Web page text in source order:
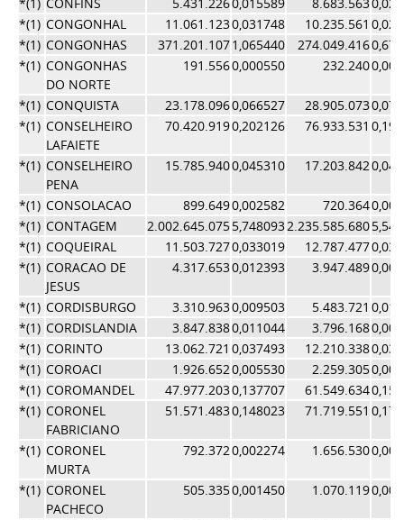
*(1) CONGONHAL 11.061.1230,031748 10.235.561
*(1) CONGONHAS 371.201.1071,065440 274.049.416
*(1) CONGONHAS
DO NORTE
191.5560,000550 232.240
*(1) CONQUISTA 23.178.0960,066527 28.905.073
*(1) CONSELHEIRO
LAFAIETE
70.420.9190,202126 76.933.531
*(1) CONSELHEIRO
PENA
15.785.9400,045310 17.203.842
*(1) CONSOLACAO 899.6490,002582 720.364
*(1) CONTAGEM 2.002.645.0755,7480932.235.585.680
*(1) COQUEIRAL 11.503.7270,033019 12.787.477
*(1) CORACAO DE
JESUS
4.317.6530,012393 3.947.489
*(1) CORDISBURGO 3.310.9630,009503 5.483.721
*(1) CORDISLANDIA 3.847.8380,011044 3.796.168
*(1) CORINTO 13.062.721 0,037493 12.210.338
*(1) COROACI 1.926.6520,005530 2.259.305
*(1) COROMANDEL 47.977.2030,137707 61.549.634
*(1) CORONEL
FABRICIANO
51.571.4830,148023 71.719.551
*(1) CORONEL
MURTA
792.3720,002274 1.656.530
*(1) CORONEL
PACHECO
505.3350,001450 1.070.119